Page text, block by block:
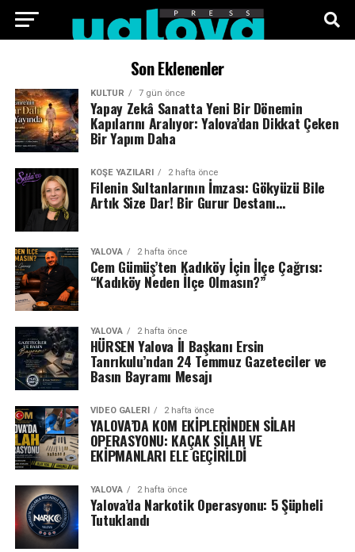
Son Eklenenler
KÜLTÜR 7 gün önce
Yapay Zekâ Sanatta Yeni Bir Dönemin
Kapılarını Aralıyor: Yalova’dan Dikkat Çeken
Bir Yapım Daha
KÖŞE YAZILARI 2 hafta önce
Filenin Sultanlarının İmzası: Gökyüzü Bile
Artık Size Dar! Bir Gurur Destanı…
YALOVA 2 hafta önce
Cem Gümüş’ten Kadıköy İçin İlçe Çağrısı:
“Kadıköy Neden İlçe Olmasın?”
YALOVA 2 hafta önce
HÜRSEN Yalova İl Başkanı Ersin
Tanrıkulu’ndan 24 Temmuz Gazeteciler ve
Basın Bayramı Mesajı
VIDEO GALERI 2 hafta önce
YALOVA’DA KOM EKİPLERİNDEN SİLAH
OPERASYONU: KAÇAK SİLAH VE
EKİPMANLARI ELE GEÇİRİLDİ
YALOVA 2 hafta önce
Yalova’da Narkotik Operasyonu: 5 Şüpheli
Tutuklandı